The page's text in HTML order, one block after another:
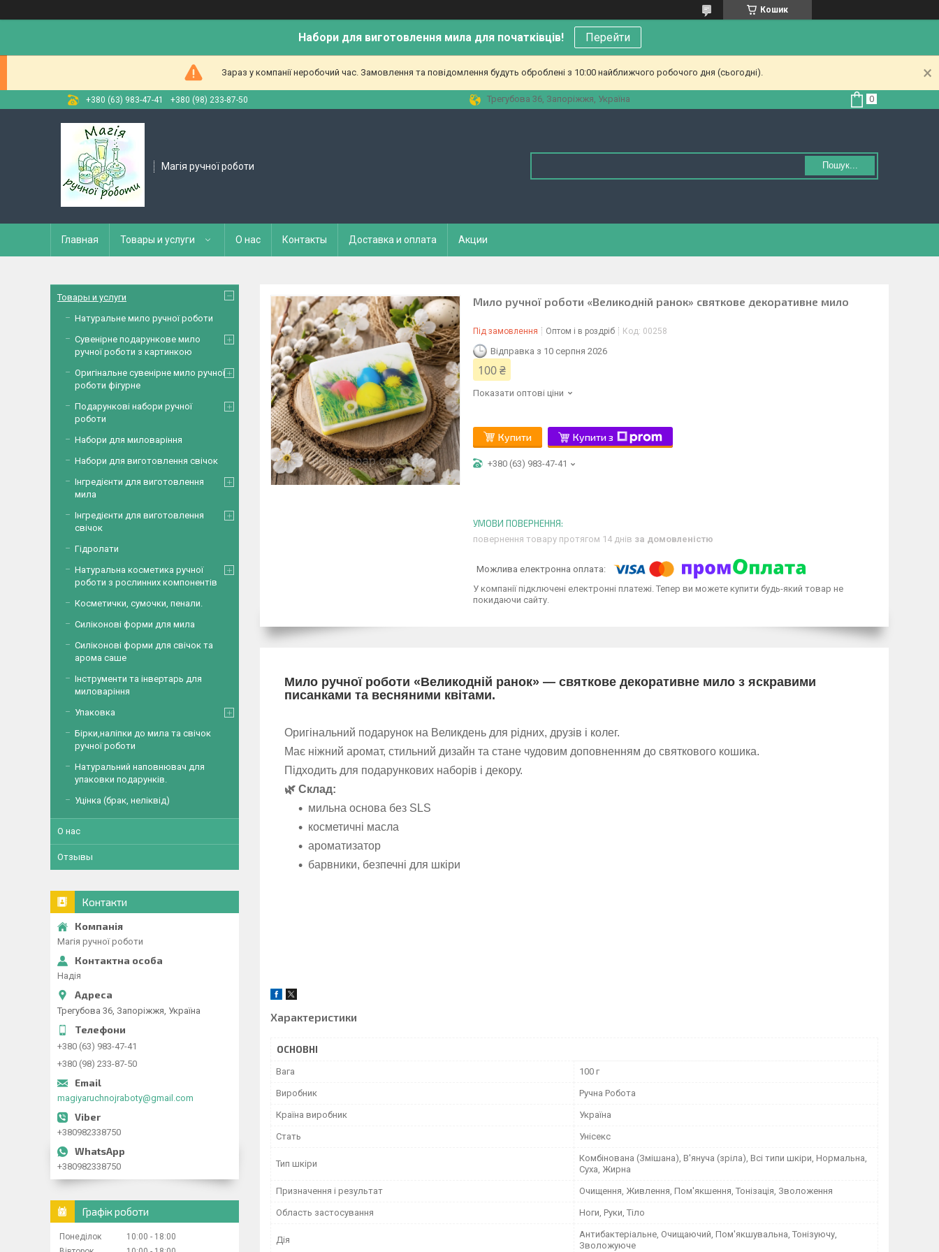
Кошик
Набори для виготовлення мила для початківців! Перейти
Зараз у компанії неробочий час. Замовлення та повідомлення будуть оброблені з 10:00 найближчого робочого дня (сьогодні).
+380 (63) 983-47-41 +380 (98) 233-87-50 Трегубова 36, Запоріжжя, Україна
Магія ручної роботи Пошук...
Главная Товары и услуги О нас Контакты Доставка и оплата Акции
Мило ручної роботи «Великодній ранок» святкове декоративне мило
Під замовлення Оптом і в роздріб Код: 00258
Відправка з 10 серпня 2026
100 ₴
Показати оптові ціни
Купити Купити з
+380 (63) 983-47-41
повернення товару протягом 14 днів за домовленістю
У компанії підключені електронні платежі. Тепер ви можете купити будь-який товар не
покидаючи сайту.
Мило ручної роботи «Великодній ранок» — святкове декоративне мило з яскравими
писанками та весняними квітами.
Оригінальний подарунок на Великдень для рідних, друзів і колег.
Має ніжний аромат, стильний дизайн та стане чудовим доповненням до святкового кошика.
Підходить для подарункових наборів і декору.
🌿 Склад:
мильна основа без SLS
косметичні масла
ароматизатор
барвники, безпечні для шкіри
Характеристики
ОСНОВНІ
Вага 100 г
Виробник Ручна Робота
Країна виробник Україна
Стать Унісекс
Тип шкіри
Комбінована (Змішана), В'януча (зріла), Всі типи шкіри, Нормальна,
Суха, Жирна
Призначення і результат Очищення, Живлення, Пом'якшення, Тонізація, Зволоження
Область застосування Ноги, Руки, Тіло
Дія
Антибактеріальне, Очищаючий, Пом'якшувальна, Тонізуючу,
Зволожуюче
Товары и услуги
Натуральне мило ручної роботи
Сувенірне подарункове мило
ручної роботи з картинкою
Оригінальне сувенірне мило ручної
роботи фігурне
Подарункові набори ручної
роботи
Набори для миловаріння
Набори для виготовлення свічок
Інгредієнти для виготовлення
мила
Інгредієнти для виготовлення
свічок
Гідролати
Натуральна косметика ручної
роботи з рослинних компонентів
Косметички, сумочки, пенали.
Силіконові форми для мила
Силіконові форми для свічок та
арома саше
Інструменти та інвертарь для
миловаріння
Упаковка
Бірки,наліпки до мила та свічок
ручної роботи
Натуральний наповнювач для
упаковки подарунків.
Уцінка (брак, неліквід)
О нас
Отзывы
Контакти
Магія ручної роботи
Надія
Трегубова 36, Запоріжжя, Україна
+380 (63) 983-47-41
+380 (98) 233-87-50
magiyaruchnojraboty@gmail.com
+380982338750
+380982338750
Графік роботи
Понеділок 10:00
18:00